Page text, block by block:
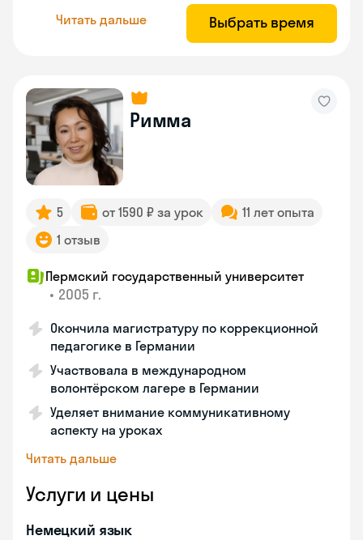
Читать дальше Выбрать время
Римма
5 от 1590 ₽ за урок
11 лет опыта
1 отзыв
Пермский государственный университет
• 2005 г.
Окончила магистратуру по коррекционной
педагогике в Германии
Участвовала в международном
волонтёрском лагере в Германии
Уделяет внимание коммуникативному
аспекту на уроках
Читать дальше
Услуги и цены
Немецкий язык